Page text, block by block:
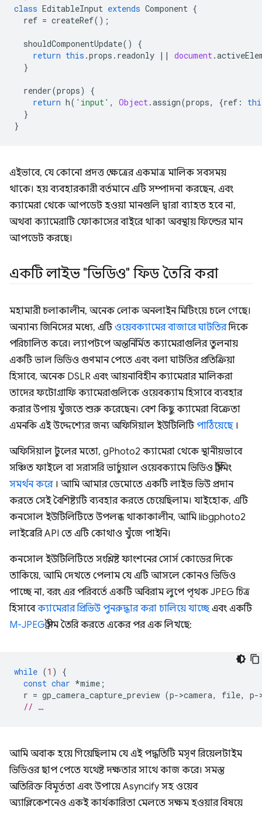
class EditableInput extends Component {
ref = createRef();
shouldComponentUpdate()
{
return this .props . readonly || document.
}
render(props)
{
return h( 'input' , Object.assign(props, {ref :
}
}
এইভাবে, যে কোনো প্রদত্ত ক্ষেত্রের একমাত্র মালিক সবসময়
থাকে। হয় ব্যবহারকারী বর্তমানে এটি সম্পাদনা করছেন, এবং
ক্যামেরা থেকে আপডেট হওয়া মানগুলি দ্বারা ব্যাহত হবে না,
অথবা ক্যামেরাটি ফোকাসের বাইরে থাকা অবস্থায় ফিল্ডের মান
আপডেট করছে।
একটি লাইভ "ভিডিও" ফিড তৈরি করা
মহামারী চলাকালীন, অনেক লোক অনলাইন মিটিংয়ে চলে গেছে।
অন্যান্য জিনিসের মধ্যে, এটিওয়েবক্যামের বাজারে ঘাটতিরদিকে
পরিচালিত করে। ল্যাপটপে অন্তর্নির্মিত ক্যামেরাগুলির তুলনায়
একটি ভাল ভিডিও গুণমান পেতে এবং বলা ঘাটতির প্রতিক্রিয়া
হিসাবে, অনেক DSLR এবং আয়নাবিহীন ক্যামেরার মালিকরা
তাদের ফটোগ্রাফি ক্যামেরাগুলিকে ওয়েবক্যাম হিসাবে ব্যবহার
করার উপায় খুঁজতে শুরু করেছেন। বেশ কিছু ক্যামেরা বিক্রেতা
এমনকি এই উদ্দেশ্যের জন্য অফিসিয়াল ইউটিলিটিপাঠিয়েছে।
অফিসিয়াল টুলের মতো, gPhoto2 ক্যামেরা থেকে স্থানীয়ভাবে
সঞ্চিত ফাইলে বা সরাসরি ভার্চুয়াল ওয়েবক্যামে ভিডিও স্ট্রিমিং
সমর্থন করে। আমি আমার ডেমোতে একটি লাইভ ভিউ প্রদান
করতে সেই বৈশিষ্ট্যটি ব্যবহার করতে চেয়েছিলাম। যাইহোক, এটি
কনসোল ইউটিলিটিতে উপলব্ধ থাকাকালীন, আমি libgphoto2
লাইব্রেরি API তে এটি কোথাও খুঁজে পাইনি।
কনসোল ইউটিলিটিতে সংশ্লিষ্ট ফাংশনের সোর্স কোডের দিকে
তাকিয়ে, আমি দেখতে পেলাম যে এটি আসলে কোনও ভিডিও
পাচ্ছে না, বরং এর পরিবর্তে একটি অবিরাম লুপে পৃথক JPEG চিত্র
হিসাবেক্যামেরার প্রিভিউ পুনরুদ্ধার করা চালিয়ে যাচ্ছেএবং একটি
M-JPEGস্ট্রীম তৈরি করতে একের পর এক লিখছে:
while (1 )
{
const char *mime ;
r = gp_camera_capture_preview (p->camera, file, p-
// …
আমি অবাক হয়ে গিয়েছিলাম যে এই পদ্ধতিটি মসৃণ রিয়েলটাইম
ভিডিওর ছাপ পেতে যথেষ্ট দক্ষতার সাথে কাজ করে। সমস্ত
অতিরিক্ত বিমূর্ততা এবং উপায়ে Asyncify সহ ওয়েব
অ্যাপ্লিকেশনেও একই কার্যকারিতা মেলতে সক্ষম হওয়ার বিষয়ে